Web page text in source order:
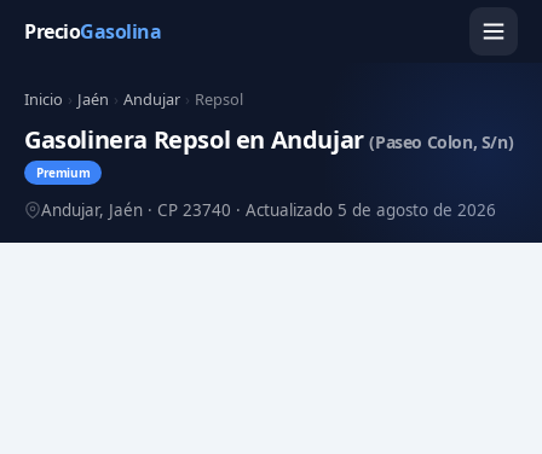
PrecioGasolina
Inicio › Jaén › Andujar › Repsol
Gasolinera Repsol en Andujar(Paseo Colon, S/n)
Premium
Andujar, Jaén · CP 23740 · Actualizado 5 de agosto de 2026